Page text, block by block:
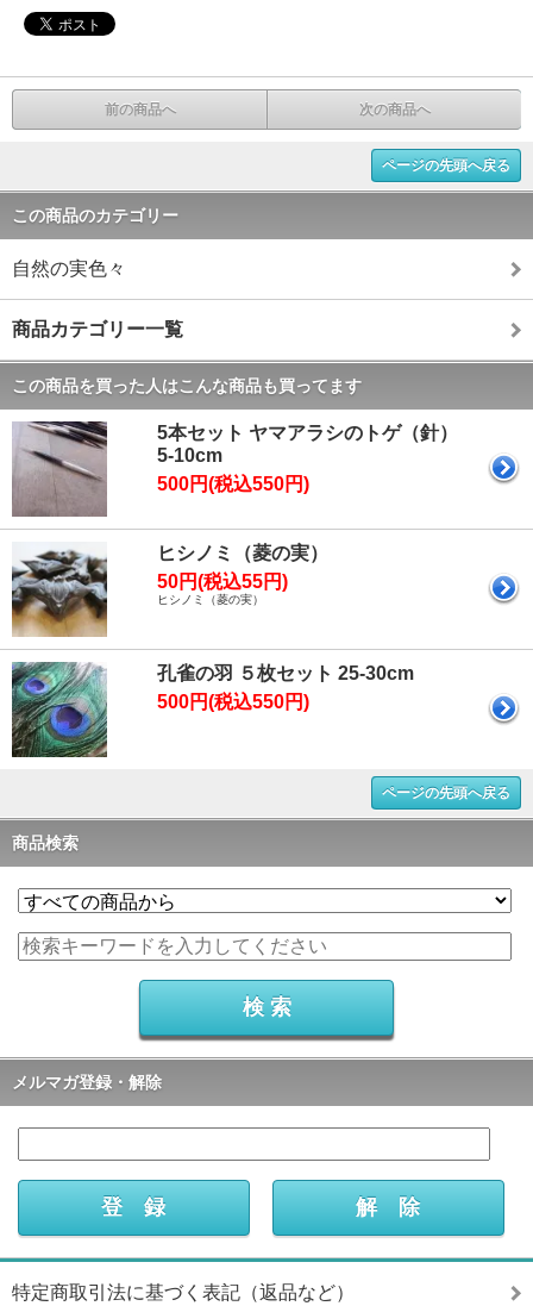
前の商品へ 次の商品へ
ページの先頭へ戻る
この商品のカテゴリー
自然の実色々
商品カテゴリー一覧
この商品を買った人はこんな商品も買ってます
5本セット ヤマアラシのトゲ（針）
5-10cm
500円(税込550円)
ヒシノミ（菱の実）
50円(税込55円)
ヒシノミ（菱の実）
孔雀の羽 ５枚セット 25-30cm
500円(税込550円)
ページの先頭へ戻る
商品検索
メルマガ登録・解除
特定商取引法に基づく表記（返品など）